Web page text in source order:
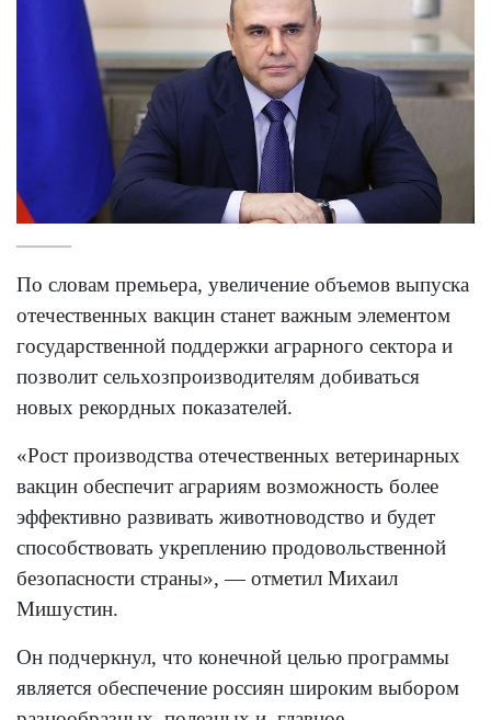
По словам премьера, увеличение объемов выпуска
отечественных вакцин станет важным элементом
государственной поддержки аграрного сектора и
позволит сельхозпроизводителям добиваться
новых рекордных показателей.
«Рост производства отечественных ветеринарных
вакцин обеспечит аграриям возможность более
эффективно развивать животноводство и будет
способствовать укреплению продовольственной
безопасности страны», — отметил Михаил
Мишустин.
Он подчеркнул, что конечной целью программы
является обеспечение россиян широким выбором